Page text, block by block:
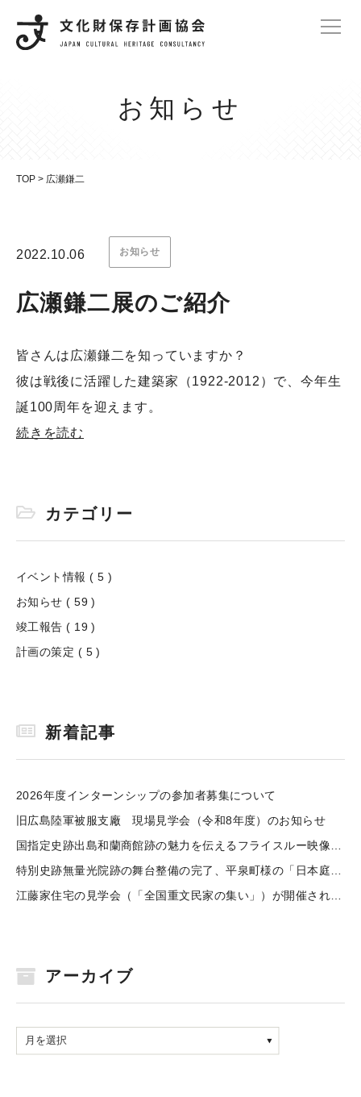
お知らせ
TOP > 広瀬鎌二
2022.10.06 お知らせ
広瀬鎌二展のご紹介
皆さんは広瀬鎌二を知っていますか？
彼は戦後に活躍した建築家（1922-2012）で、今年生
誕100周年を迎えます。
続きを読む
カテゴリー
イベント情報 ( 5 )
お知らせ ( 59 )
竣工報告 ( 19 )
計画の策定 ( 5 )
新着記事
2026年度インターンシップの参加者募集について
旧広島陸軍被服支廠 現場見学会（令和8年度）のお知らせ
アーカイブ